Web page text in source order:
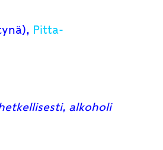
Pitta-
alkoholi